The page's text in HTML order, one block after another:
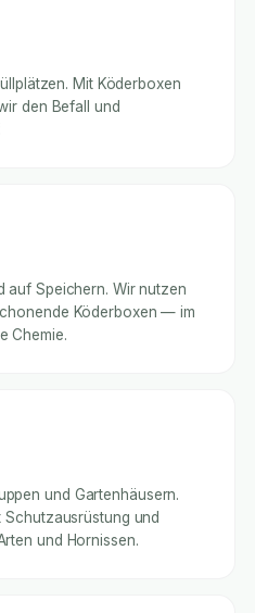
Mit Köderboxen
den Befall und
auf Speichern. Wir nutzen
Köderboxen — im
Chemie.
und Gartenhäusern.
und
und Hornissen.